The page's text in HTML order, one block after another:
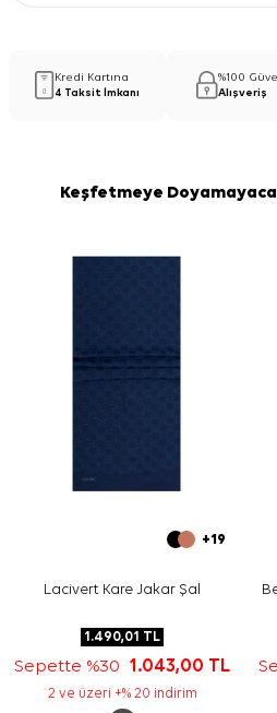
Kredi Kartına
4 Taksit İmkanı
%100
Alışveriş
Keşfetmeye
+19
Lacivert Kare Jakar Şal
1.490,01 TL
Sepette %30 1.043,00 TL
2 ve üzeri +% 20 indirim